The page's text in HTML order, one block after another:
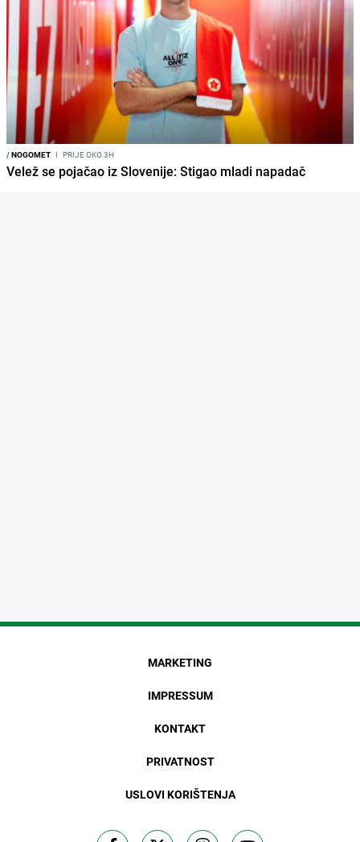
/NOGOMET I PRIJE OKO 3H
Velež se pojačao iz Slovenije: Stigao mladi napadač
MARKETING
IMPRESSUM
KONTAKT
PRIVATNOST
USLOVI KORIŠTENJA